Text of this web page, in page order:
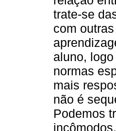
trate-se
com
aluno,
normas
mais
não é
Podemos